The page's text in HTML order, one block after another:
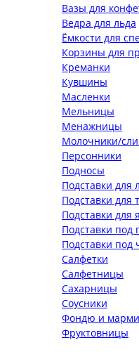
Вазы для
Ведра для льда
Ёмкости для
Корзины для
Креманки
Кувшины
Масленки
Мельницы
Менажницы
Молочники/
Персонники
Подносы
Подставки для
Подставки для
Подставки для
Подставки под
Подставки под
Салфетки
Салфетницы
Сахарницы
Соусники
Фондю и
Фруктовницы